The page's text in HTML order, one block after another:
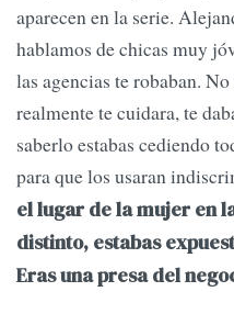
aparecen en la serie.
hablamos de chicas muy
las agencias te robaban.
realmente te cuidara, te
saberlo estabas cediendo
para que los usaran
el lugar de la mujer en
distinto, estabas
Eras una presa del